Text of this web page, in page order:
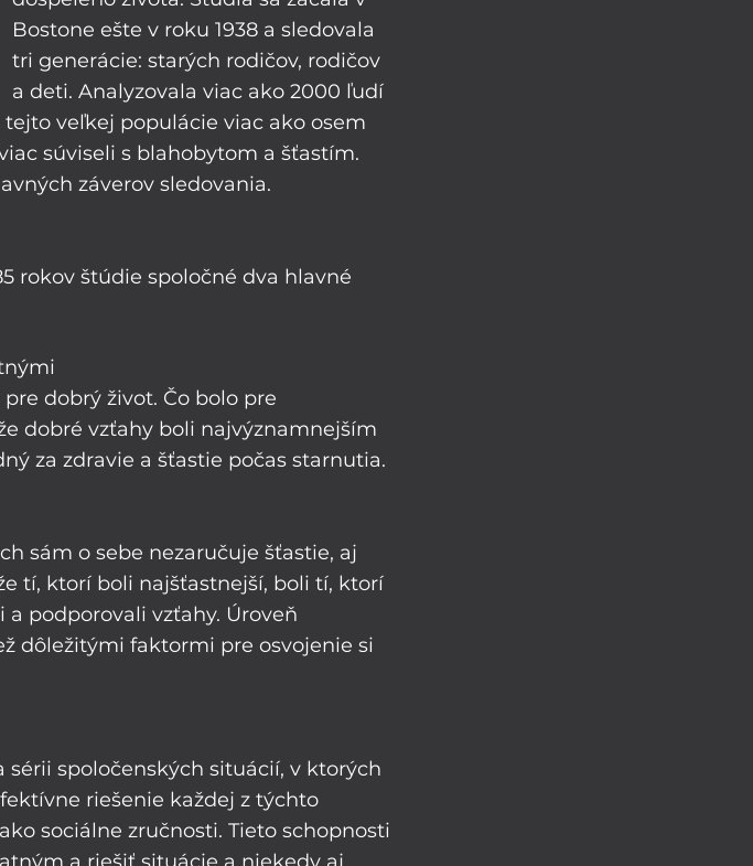
Bostone ešte v roku 1938 a sledovala
tri generácie: starých rodičov, rodičov
a deti. Analyzovala viac ako 2000 ľudí
veľkej populácie viac ako osem
súviseli s blahobytom a šťastím.
záverov sledovania.
rokov štúdie spoločné dva hlavné
dobrý život. Čo bolo pre
dobré vzťahy boli najvýznamnejším
za zdravie a šťastie počas starnutia.
sám o sebe nezaručuje šťastie, aj
tí, ktorí boli najšťastnejší, boli tí, ktorí
podporovali vzťahy. Úroveň
dôležitými faktormi pre osvojenie si
sérii spoločenských situácií, v ktorých
riešenie každej z týchto
sociálne zručnosti. Tieto schopnosti